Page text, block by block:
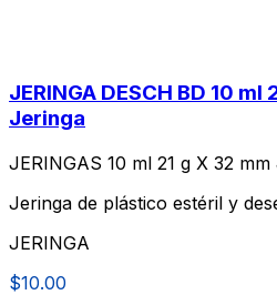
JERINGA DESCH BD 10 ml
Jeringa
JERINGAS 10 ml 21 g X 32
Jeringa de plástico estéril y
JERINGA
$10.00